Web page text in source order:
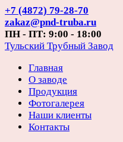
Перейти
к
содержанию
+7 (4872) 79-28-70
zakaz@pnd-truba.ru
ПН - ПТ: 9:00 - 18:00
Тульский Трубный Завод
Главная
О заводе
Продукция
Фотогалерея
Наши клиенты
Контакты